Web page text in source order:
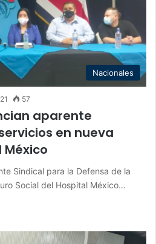
Nacionales
57
aparente
en nueva
Sindical para la Defensa de la
Social del Hospital México…